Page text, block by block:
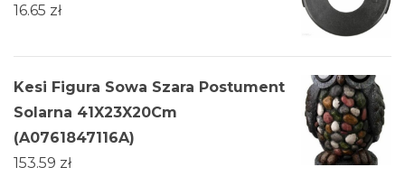
16.65 zł
Kesi Figura Sowa Szara Postument
Solarna 41X23X20Cm
(A0761847116A)
153.59 zł